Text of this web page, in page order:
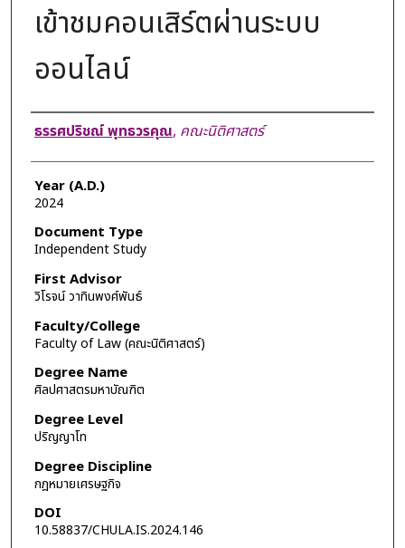
เข้าชมคอนเสิร์ตผ่านระบบ
ออนไลน์
Author
ธรรศปริชณ์ พุทธวรคุณ, คณะนิติศาสตร์
Year (A.D.)
2024
Document Type
Independent Study
First Advisor
วิโรจน์ วาทินพงศ์พันธ์
Faculty/College
Faculty of Law (คณะนิติศาสตร์)
Degree Name
ศิลปศาสตรมหาบัณฑิต
Degree Level
ปริญญาโท
Degree Discipline
กฎหมายเศรษฐกิจ
DOI
10.58837/CHULA.IS.2024.146